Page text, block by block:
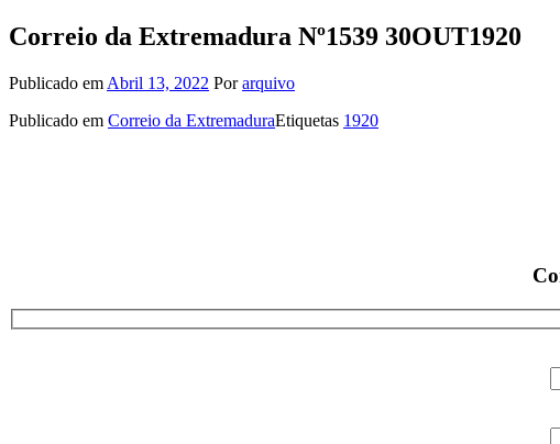
Correio da Extremadura Nº1539 30OUT1920
Publicado em Abril 13, 2022 Porarquivo
Publicado em Correio da ExtremaduraEtiquetas 1920